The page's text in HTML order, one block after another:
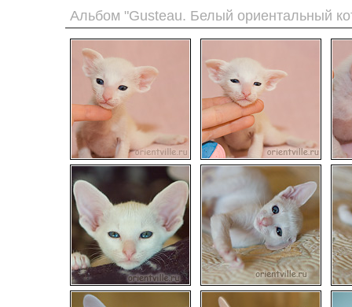
Альбом "Gusteau. Белый ориентальный